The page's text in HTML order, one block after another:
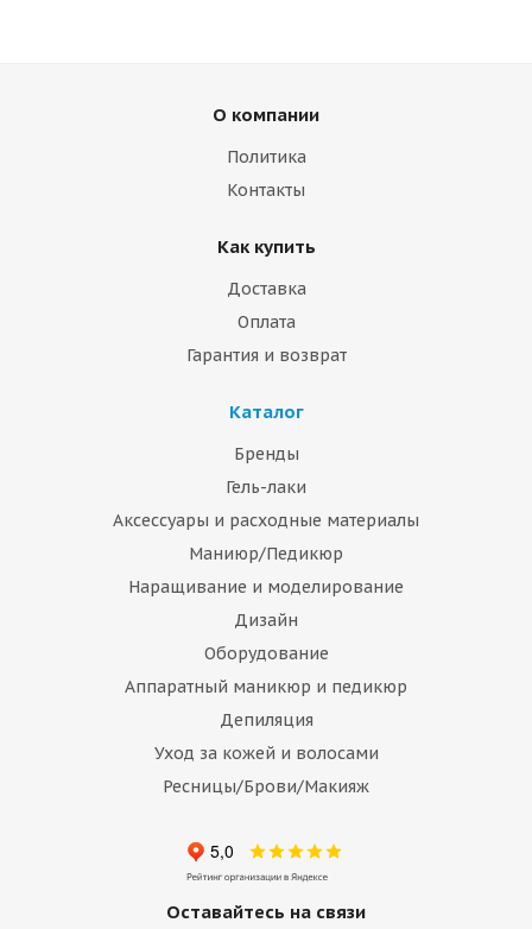
О компании
Политика
Контакты
Как купить
Доставка
Оплата
Гарантия и возврат
Каталог
Бренды
Гель-лаки
Аксессуары и расходные материалы
Маниюр/Педикюр
Наращивание и моделирование
Дизайн
Оборудование
Аппаратный маникюр и педикюр
Депиляция
Уход за кожей и волосами
Ресницы/Брови/Макияж
Оставайтесь на связи